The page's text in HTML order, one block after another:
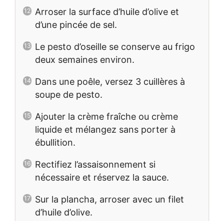
Arroser la surface d’huile d’olive et
d’une pincée de sel.
Le pesto d’oseille se conserve au frigo
deux semaines environ.
Dans une poêle, versez 3 cuillères à
soupe de pesto.
Ajouter la crème fraîche ou crème
liquide et mélangez sans porter à
ébullition.
Rectifiez l’assaisonnement si
nécessaire et réservez la sauce.
Sur la plancha, arroser avec un filet
d’huile d’olive.